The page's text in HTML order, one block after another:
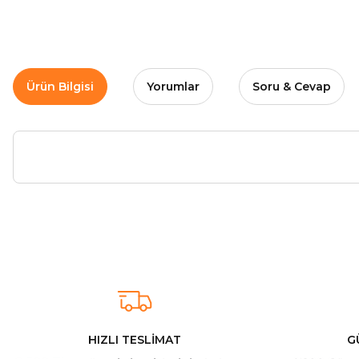
Ürün Bilgisi Yorumlar Soru & Cevap
T... Ç... | 15/01/2026HIZLI TESLİMAT